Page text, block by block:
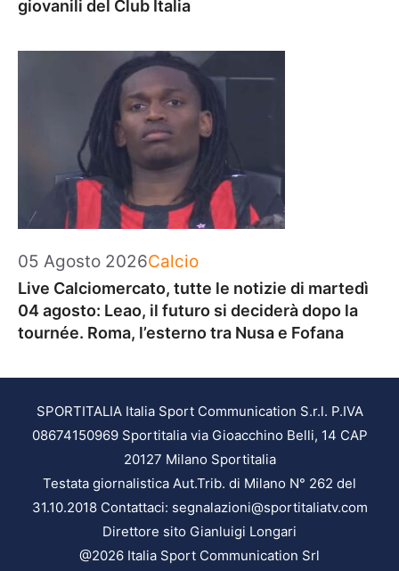
giovanili del Club Italia
05 Agosto 2026Categorie
Calcio
Live Calciomercato, tutte le notizie di martedì
04 agosto: Leao, il futuro si deciderà dopo la
tournée. Roma, l’esterno tra Nusa e Fofana
SPORTITALIA Italia Sport Communication S.r.l. P.IVA
08674150969 Sportitalia via Gioacchino Belli, 14 CAP
20127 Milano Sportitalia
Testata giornalistica Aut.Trib. di Milano N° 262 del
31.10.2018 Contattaci: segnalazioni@sportitaliatv.com
Direttore sito Gianluigi Longari
@2026 Italia Sport Communication Srl